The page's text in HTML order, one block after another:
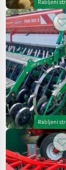
Rabljeni
Rabljeni